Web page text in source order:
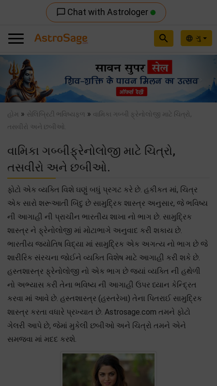
chat_bubble_outline Chat with Astrologer
language ગુ
search
Previous
હોમ » સેલિબ્રિટી ભવિષ્યફળ » વામિકા ગબ્બી ફ્રેનોલોજી માટે ચિત્રો,
તસવીરો અને છબીઓ.
વામિકા ગબ્બીફ્રેનોલોજી માટે ચિત્રો,
તસવીરો અને છબીઓ.
ફોટો એક વ્યક્તિ વિશે ઘણું બધું પ્રગટ કરે છે. હકીકત માં, ચિત્ર
એક સારો શરૂઆતી બિંદુ છે સામુદ્રિક શાસ્ત્ર અનુસાર, જે ભવિષ્ય
ની આગાહી ની પ્રાચીન ભારતીય શાખા નો ભાગ છે. સામુદ્રિક
શાસ્ત્ર ને ફ્રેનોલોજી માં મોટાભાગે અનુવાદ કરી શકાય છે.
ભારતીય જ્યોતિષ વિદ્યા માં સામુદ્રિક એક અગત્ય નો ભાગ છે જે
શારીરિક સંરચના જોઈને વ્યક્તિ વિશેષ માટે આગાહી કરી શકે છે.
હસ્તશાસ્ત્ર ફ્રેનોલોજી નો એક ભાગ છે જ્યાં વ્યક્તિ ની હથેળી
નો અભ્યાસ કરી તેના ભવિષ્ય ની આગાહી ઉપર ધ્યાન કેન્દ્રિત
કરવા માં આવે છે. હસ્તશાસ્ત્ર (હસ્તરેખા) તેના પિતરાઈ સામુદ્રિક
શાસ્ત્ર કરતા વધારે પ્રખ્યાત છે. Astrosage.com તમને ફોટો
ગેલરી આપે છે, જેમાં મુકેલી છબીઓ અને ચિત્રો તમને એને
સમજવા માં મદદ કરશે.